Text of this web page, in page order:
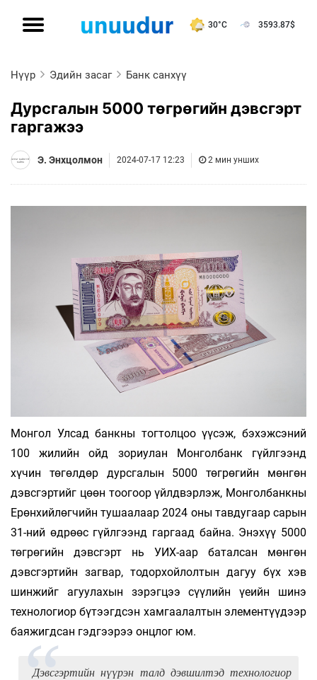
30°C 3593.87$
Нүүр Эдийн засаг Банк санхүү
Дурсгалын 5000 төгрөгийн дэвсгэрт
гаргажээ
Э. Энхцолмон 2024-07-17 12:23 2 мин унших
Монгол Улсад банкны тогтолцоо үүсэж, бэхэжсэний
100 жилийн ойд зориулан Монголбанк гүйлгээнд
хүчин төгөлдөр дурсгалын 5000 төгрөгийн мөнгөн
дэвсгэртийг цөөн тоогоор үйлдвэрлэж, Монголбанкны
Ерөнхийлөгчийн тушаалаар 2024 оны тавдугаар сарын
31-ний өдрөөс гүйлгээнд гаргаад байна. Энэхүү 5000
төгрөгийн дэвсгэрт нь УИХ-аар баталсан мөнгөн
дэвсгэртийн загвар, тодорхойлолтын дагуу бүх хэв
шинжийг агуулахын зэрэгцээ сүүлийн үеийн шинэ
технологиор бүтээгдсэн хамгаалалтын элементүүдээр
баяжигдсан гэдгээрээ онцлог юм.
Дэвсгэртийн нүүрэн талд дэвшилтэд технологиор